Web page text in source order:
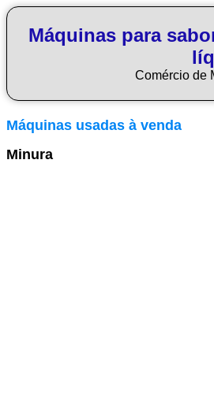
Máquinas para
Comércio de
Máquinas usadas à venda
Minura